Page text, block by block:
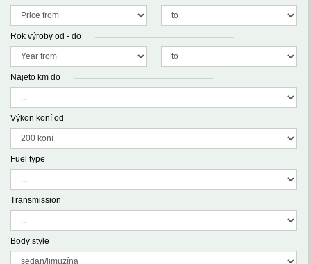
Rok výroby od - do
Najeto km do
Výkon koní od
Fuel type
Transmission
Body style